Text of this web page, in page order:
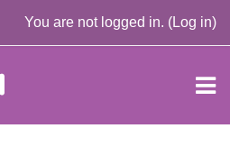
You are not logged in. (Log in)